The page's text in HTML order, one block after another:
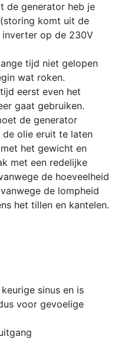
de generator heb je
komt uit de
op de 230V
tijd niet gelopen
wat roken.
eerst even het
gaat gebruiken.
de generator
olie eruit te laten
het gewicht en
met een redelijke
de hoeveelheid
de lompheid
het tillen en kantelen.
sinus en is
voor gevoelige